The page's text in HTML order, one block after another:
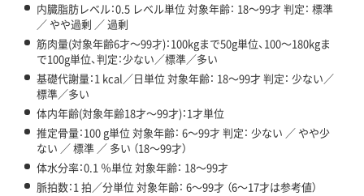
内臓脂肪レベル：0.5 レベル単位 対象年齢： 18～99才 判定： 標準
／ やや過剰 ／ 過剰
筋肉量(対象年齢6才～99才)：100kgまで50g単位、100～180kgま
で100g単位、判定：少ない／標準／多い
基礎代謝量：1 kcal／日単位 対象年齢： 18～99才 判定： 少ない／
標準／多い
体内年齢(対象年齢18才～99才)：1才単位
推定骨量：100 g単位 対象年齢： 6～99才 判定： 少ない ／ やや少
ない ／ 標準 ／ 多い （18～99才）
体水分率：0.1 ％単位 対象年齢： 18～99才
脈拍数：1 拍／分単位 対象年齢： 6～99才 （6～17才は参考値）